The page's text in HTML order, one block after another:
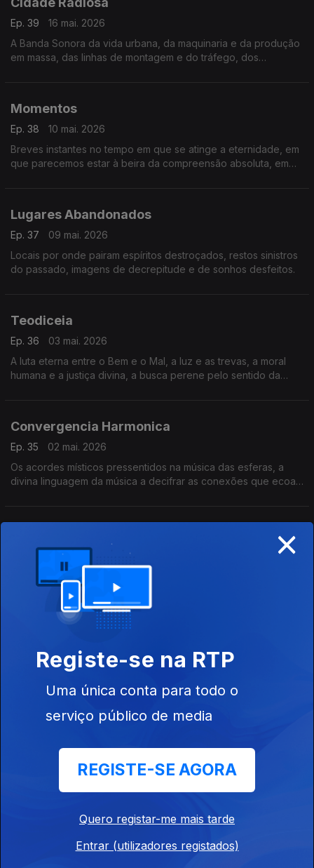
Ep. 39
16 mai. 2026
A Banda Sonora da vida urbana, da maquinaria e da produção
em massa, das linhas de montagem e do tráfego, dos
Momentos
Ep. 38
10 mai. 2026
Breves instantes no tempo em que se atinge a eternidade, em
que parecemos estar à beira da compreensão absoluta, em
Lugares Abandonados
Ep. 37
09 mai. 2026
Locais por onde pairam espíritos destroçados, restos sinistros
do passado, imagens de decrepitude e de sonhos desfeitos.
Teodiceia
Ep. 36
03 mai. 2026
A luta eterna entre o Bem e o Mal, a luz e as trevas, a moral
humana e a justiça divina, a busca perene pelo sentido da
Convergencia Harmonica
Ep. 35
02 mai. 2026
Os acordes místicos pressentidos na música das esferas, a
divina linguagem da música a decifrar as conexões que ecoam
Ep. 34
26 abr. 2026
Na atmosfera inebriante e tranquila, ao ritmo da água dolente
que beija as margens, sentindo a frescura invadir o corpo,
penetrar a mente.
25 abr. 2026
Universo, criadora de beleza e harmonia, em relações de
proporcionalidade ideais
19 abr. 2026
Estruturas do Silêncio I
×
Registe-se na RTP
Uma única conta para todo o
serviço público de media
REGISTE-SE AGORA
Quero registar-me mais tarde
Entrar (utilizadores registados)